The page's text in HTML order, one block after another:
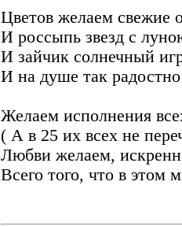
Цветов желаем свежие
И россыпь звезд с
И зайчик солнечный
И на душе так
Желаем исполнения
( А в 25 их всех не
Любви желаем,
Всего того, что в этом